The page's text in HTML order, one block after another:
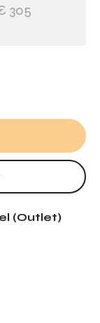
305
(Outlet)